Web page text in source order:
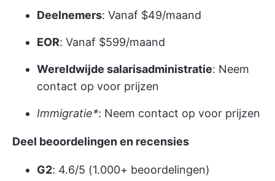
Deelnemers: Vanaf $49/maand
EOR: Vanaf $599/maand
Wereldwijde salarisadministratie: Neem
contact op voor prijzen
Immigratie*: Neem contact op voor prijzen
Deel beoordelingen en recensies
G2: 4.6/5 (1.000+ beoordelingen)